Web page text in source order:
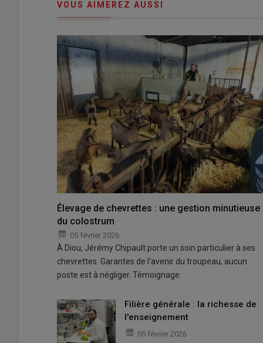
VOUS AIMEREZ AUSSI
Élevage de chevrettes : une gestion minutieuse
du colostrum
05 février 2026
À Diou, Jérémy Chipault porte un soin particulier à ses
chevrettes. Garantes de l'avenir du troupeau, aucun
poste est à négliger. Témoignage.
Filière générale : la richesse de
l'enseignement
05 février 2026